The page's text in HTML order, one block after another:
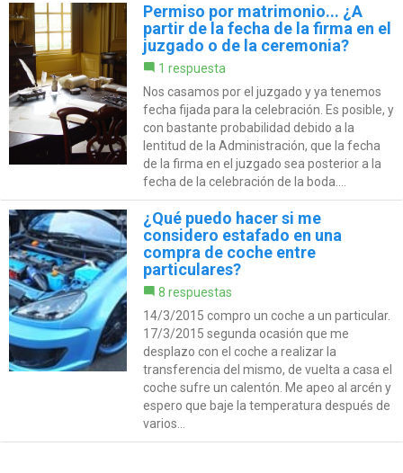
Permiso por matrimonio... ¿A
partir de la fecha de la firma en el
juzgado o de la ceremonia?
1 respuesta
Nos casamos por el juzgado y ya tenemos
fecha fijada para la celebración. Es posible, y
con bastante probabilidad debido a la
lentitud de la Administración, que la fecha
de la firma en el juzgado sea posterior a la
fecha de la celebración de la boda....
¿Qué puedo hacer si me
considero estafado en una
compra de coche entre
particulares?
8 respuestas
14/3/2015 compro un coche a un particular.
17/3/2015 segunda ocasión que me
desplazo con el coche a realizar la
transferencia del mismo, de vuelta a casa el
coche sufre un calentón. Me apeo al arcén y
espero que baje la temperatura después de
varios...